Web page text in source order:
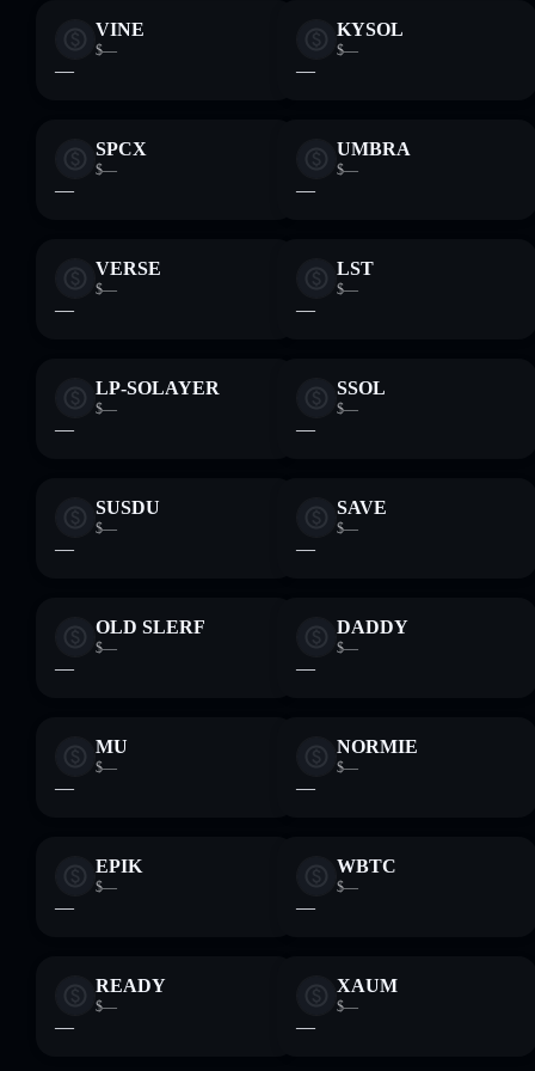
VINE
$—
—
KYSOL
$—
—
SPCX
$—
—
UMBRA
$—
—
VERSE
$—
—
LST
$—
—
LP-SOLAYER
$—
—
SSOL
$—
—
SUSDU
$—
—
SAVE
$—
—
OLD SLERF
$—
—
DADDY
$—
—
MU
$—
—
NORMIE
$—
—
EPIK
$—
—
WBTC
$—
—
READY
$—
—
XAUM
$—
—